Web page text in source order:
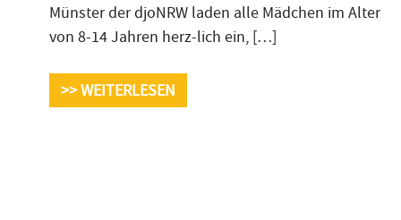
Münster der djoNRW laden alle Mädchen im Alter
von 8-14 Jahren herz-lich ein, […]
>> WEITERLESEN